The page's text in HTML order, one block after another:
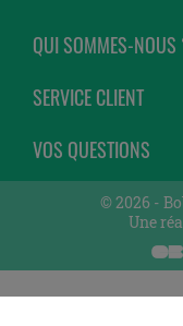
QUI SOMMES-NOUS
SERVICE CLIENT
VOS QUESTIONS
© 2026 -
Une